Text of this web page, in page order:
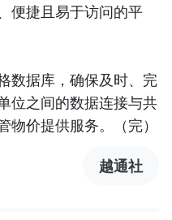
便捷且易于访问的平
数据库，确保及时、完
位之间的数据连接与共
价提供服务。（完）
越通社